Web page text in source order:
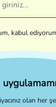
kabul
olan her